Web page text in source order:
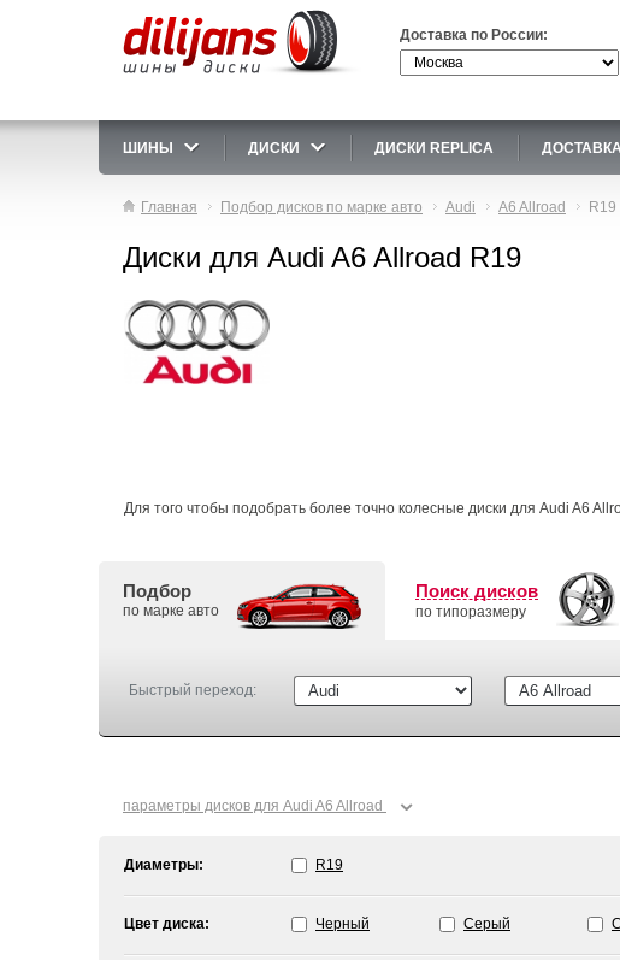
Доставка по России:
ШИНЫ ДИСКИ ДИСКИ REPLICA
Главная Подбор дисков по марке авто Audi A6 Allroad R19
Диски для Audi A6 Allroad R19
Для того чтобы подобрать более точно колесные диски для Audi A6
Подбор
по марке авто
Поиск дисков
по типоразмеру
Быстрый переход:
параметры дисков для Audi A6 Allroad ⌄
Диаметры: R19
Цвет диска: Черный Серый